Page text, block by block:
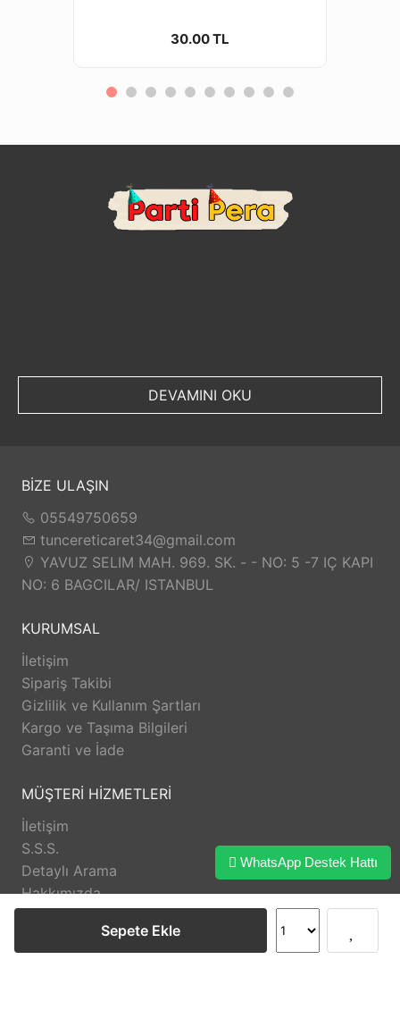
Sepete Ekle
30.00 TL
DEVAMINI OKU
BİZE ULAŞIN
05549750659
tuncereticaret34@gmail.com
YAVUZ SELIM MAH. 969. SK. - - NO: 5 -7 IÇ KAPI
NO: 6 BAGCILAR/ ISTANBUL
KURUMSAL
İletişim
Sipariş Takibi
Gizlilik ve Kullanım Şartları
Kargo ve Taşıma Bilgileri
Garanti ve İade
MÜŞTERİ HİZMETLERİ
İletişim
S.S.S.
Detaylı Arama
Hakkımızda
Anasayfa Üye Girişi Sipariş Takibi İletişim
WhatsApp Destek Hattı